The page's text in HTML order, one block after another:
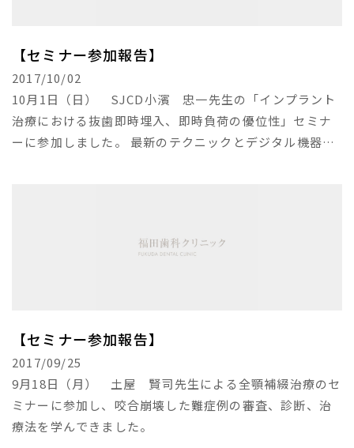
【セミナー参加報告】
2017/10/02
10月1日（日） SJCD小濱 忠一先生の「インプラント
治療における抜歯即時埋入、即時負荷の優位性」セミナ
ーに参加しました。 最新のテクニックとデジタル機器を
【セミナー参加報告】
2017/09/25
9月18日（月） 土屋 賢司先生による全顎補綴治療のセ
ミナーに参加し、咬合崩壊した難症例の審査、診断、治
療法を学んできました。